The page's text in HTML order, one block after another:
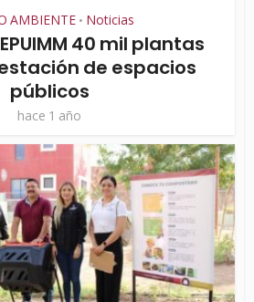
AMBIENTE • Noticias
40 mil plantas
de espacios
públicos
hace 1 año